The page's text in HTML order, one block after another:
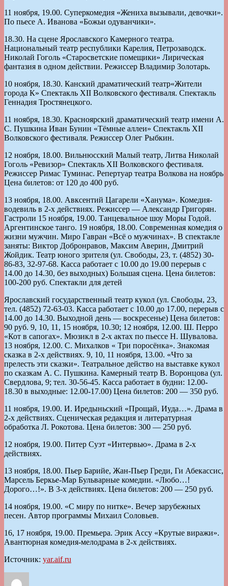
11 ноября, 19.00. Суперкомедия «Жениха вызывали, девочки».
По пьесе А. Иванова «Божьи одуванчики».
18.30. На сцене Ярославского Камерного театра.
Национальный театр республики Карелия, Петрозаводск.
Николай Гоголь «Старосветские помещики» Лирическая
фантазия в одном действии. Режиссер Владимир Золотарь.
10 ноября, 18.30. Канский драматический театр«Жители
города К» Спектакль XII Волковского фестиваля. Спектакль
Геннадия Тростянецкого.
11 ноября, 18.30. Красноярский драматический театр имени А.
С. Пушкина Иван Бунин «Тёмные аллеи» Спектакль XII
Волковского фестиваля. Режиссер Олег Рыбкин.
12 ноября, 18.00. Вильнюсский Малый театр, Литва Николай
Гоголь «Ревизор» Спектакль XII Волковского фестиваля.
Режиссер Римас Туминас. Репертуар театра Волкова на ноябрь
Цена билетов: от 120 до 400 руб.
13 ноября, 18.00. Авксентий Цагарели «Ханума». Комедия-
водевиль в 2-х действиях. Режиссер — Александр Григорян.
Гастроли 15 ноября, 19.00. Танцевальное шоу Моры Годой.
Аргентинское танго. 19 ноября, 18.00. Современная комедия о
жизни мужчин. Миро Гавран «Всё о мужчинах». В спектакле
заняты: Виктор Добронравов, Максим Аверин, Дмитрий
Жойдик. Театр юного зрителя (ул. Свободы, 23, т. (4852) 30-
86-83, 32-97-68. Касса работает с 10.00 до 19.00 перерыв с
14.00 до 14.30, без выходных) Большая сцена. Цена билетов:
100-200 руб. Спектакли для детей
Ярославский государственный театр кукол (ул. Свободы, 23,
тел. (4852) 72-63-03. Касса работает с 10.00 до 17.00, перерыв с
14.00 до 14.30. Выходной день — воскресенье) Цена билетов:
90 руб. 9, 10, 11, 15 ноября, 10.30; 12 ноября, 12.00. Ш. Перро
«Кот в сапогах». Мюзикл в 2-х актах по пьессе Н. Шувалова.
13 ноября, 12.00. С. Михалков « Три поросёнка». Знакомая
сказка в 2-х действиях. 9, 10, 11 ноября, 13.00. «Что за
прелесть эти сказки». Театральное действо на выставке кукол
по сказкам А. С. Пушкина. Камерный театр В. Воронцова (ул.
Свердлова, 9; тел. 30-56-45. Касса работает в будни: 12.00-
18.30 в выходные: 12.00-17.00) Цена билетов: 200 — 350 руб.
11 ноября, 19.00. И. Иредыньский «Прощай, Иуда…». Драма в
2-х действиях. Сценическая редакция и литературная
обработка Л. Рокотова. Цена билетов: 300 — 250 руб.
12 ноября, 19.00. Питер Суэт «Интервью». Драма в 2-х
действиях.
13 ноября, 18.00. Пьер Барийе, Жан-Пьер Греди, Ги Абекассис,
Марсель Беркье-Мар Бульварные комедии. «Любо…!
Дорого…!». В 3-х действиях. Цена билетов: 200 — 250 руб.
14 ноября, 19.00. «С миру по нитке». Вечер зарубежных
песен. Автор программы Михаил Соловьев.
16, 17 ноября, 19.00. Премьера. Эрик Ассу «Крутые виражи».
Авантюрная комедия-мелодрама в 2-х действиях.
Источник: yar.aif.ru